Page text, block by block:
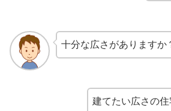
十分な広さがありますか
建てたい広さの住